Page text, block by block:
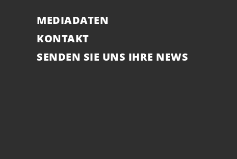
MEDIADATEN
KONTAKT
SENDEN SIE UNS IHRE NEWS